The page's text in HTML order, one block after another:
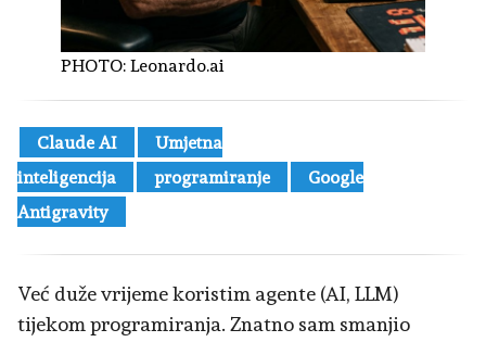
PHOTO: Leonardo.ai
Claude AI
Umjetna
inteligencija
programiranje
Google
Antigravity
Već duže vrijeme koristim agente (AI, LLM)
tijekom programiranja. Znatno sam smanjio